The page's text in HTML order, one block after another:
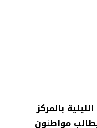
بالمركز
مواطنون